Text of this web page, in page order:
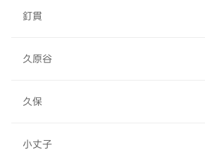
釘貫
久原谷
久保
小丈子